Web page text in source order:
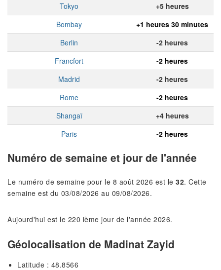
Tokyo
+5 heures
Bombay
+1 heures 30 minutes
Berlin
-2 heures
Francfort
-2 heures
Madrid
-2 heures
Rome
-2 heures
Shangaï
+4 heures
Paris
-2 heures
Numéro de semaine et jour de l'année
Le numéro de semaine pour le 8 août 2026 est le 32. Cette
semaine est du 03/08/2026 au 09/08/2026.
Aujourd'hui est le 220 ième jour de l'année 2026.
Géolocalisation de Madinat Zayid
Latitude : 48.8566